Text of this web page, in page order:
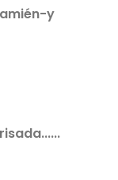
y